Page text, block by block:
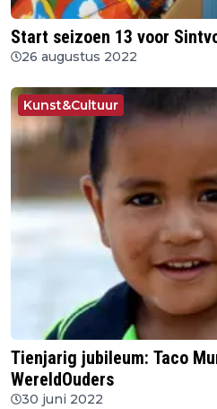
Start seizoen 13 voor
26 augustus 2022
Kunst&Cultuur
Tienjarig jubileum: Taco
WereldOuders
30 juni 2022